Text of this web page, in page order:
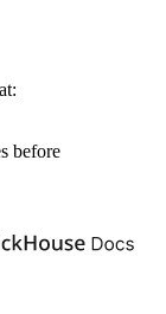
before